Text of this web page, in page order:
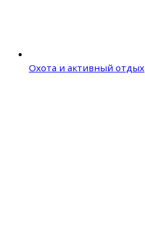
Охота и активный отдых